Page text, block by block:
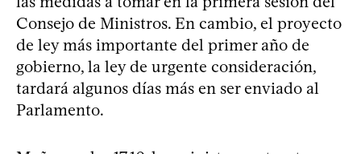
Consejo de Ministros. En cambio, el proyecto
de ley más importante del primer año de
gobierno, la ley de urgente consideración,
tardará algunos días más en ser enviado al
Parlamento.